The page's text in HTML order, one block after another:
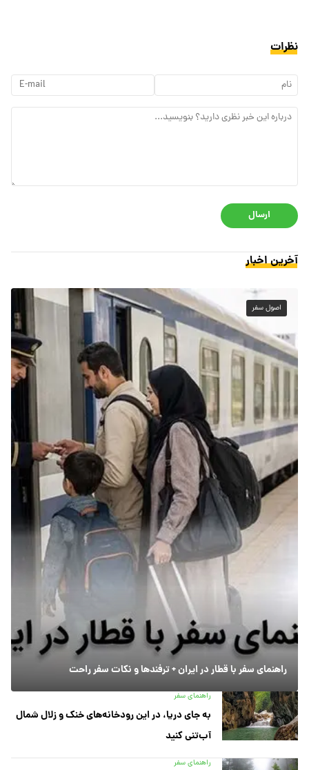
نظرات
ارسال
آخرین اخبار
اصول سفر
راهنمای سفر با قطار در ایران + ترفندها و نکات سفر راحت
راهنمای سفر
به جای دریا، در این رودخانه‌های خنک و زلال شمال
آب‌تنی کنید
راهنمای سفر